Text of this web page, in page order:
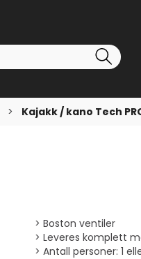
> Kajakk / kano Tech
Boston ventiler
Leveres komplett
Antall personer: 1